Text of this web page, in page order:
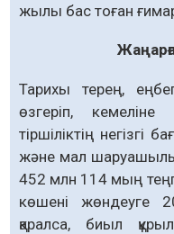
жылы бас тоған
Тарихы терең,
өзгеріп, кемеліне
тіршіліктің негізгі
және мал
452 млн 114 мың
көшені жөндеуге
қаралса, биыл